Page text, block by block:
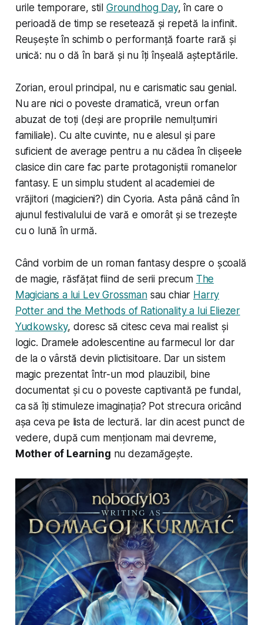
urile temporare, stil Groundhog Day, în care o
perioadă de timp se resetează și repetă la infinit.
Reușește în schimb o performanță foarte rară și
unică: nu o dă în bară și nu îți înșeală așteptările.
Zorian, eroul principal, nu e carismatic sau genial.
Nu are nici o poveste dramatică, vreun orfan
abuzat de toți (deși are propriile nemulțumiri
familiale). Cu alte cuvinte, nu e alesulși pare
suficient de average pentru a nu cădea în clișeele
clasice din care fac parte protagoniștii romanelor
fantasy. E un simplu student al academiei de
vrăjitori (magicieni?) din Cyoria. Asta până când în
ajunul festivalului de vară e omorât și se trezește
cu o lună în urmă.
Când vorbim de un roman fantasy despre o școală
de magie, răsfățat fiind de serii precum The
Magicians a lui Lev Grossmansau chiar Harry
Potter and the Methods of Rationality a lui Eliezer
Yudkowsky, doresc să citesc ceva mai realist și
logic. Dramele adolescentine au farmecul lor dar
de la o vârstă devin plictisitoare. Dar un sistem
magic prezentat într-un mod plauzibil, bine
documentat și cu o poveste captivantă pe fundal,
ca să îți stimuleze imaginația? Pot strecura oricând
așa ceva pe lista de lectură. Iar din acest punct de
vedere, după cum menționam mai devreme,
Mother of Learning nu dezamăgește.